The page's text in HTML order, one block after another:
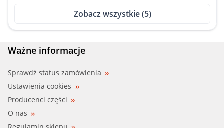
Zobacz wszystkie (5)
Ważne informacje
Sprawdź status zamówienia
Ustawienia cookies
Producenci części
O nas